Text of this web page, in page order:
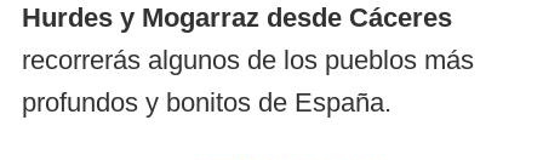
Hurdes y Mogarraz desde Cáceres
recorrerás algunos de los pueblos más
profundos y bonitos de España.